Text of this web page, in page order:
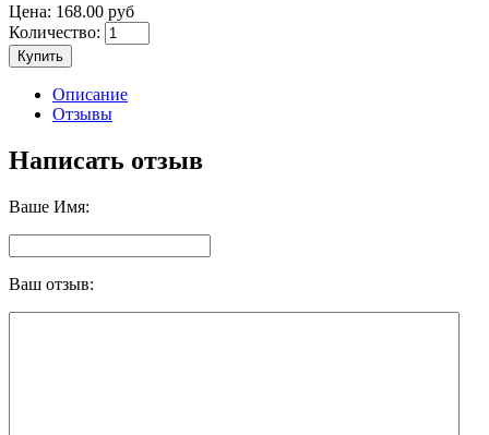
Цена: 168.00 руб
Количество:
Купить
Описание
Отзывы
Написать отзыв
Ваше Имя:
Ваш отзыв: